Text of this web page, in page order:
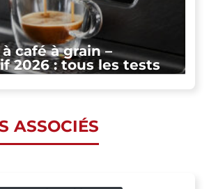
café à grain –
2026 : tous les tests
ASSOCIÉS